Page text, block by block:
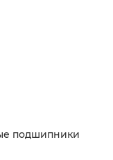
подшипники